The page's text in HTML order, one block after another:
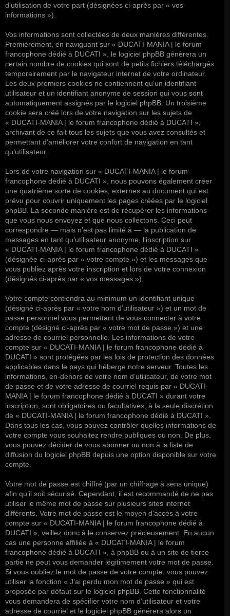
d’utilisation de votre part (désignées ci-après par « vos
informations »).
Vos informations sont collectées de deux manières différentes.
Premièrement, en naviguant sur « DUCATI-MANIA | le forum
francophone dédié à DUCATI », le logiciel phpBB génèrera un
certain nombre de cookies qui sont de petits fichiers téléchargés
temporairement par le navigateur internet de votre ordinateur.
Les deux premiers cookies ne contiennent qu’un identifiant
utilisateur et un identifiant anonyme de session qui vous sont
automatiquement assignés par le logiciel phpBB. Un troisième
cookie sera créé lors de votre navigation sur les sujets de
« DUCATI-MANIA | le forum francophone dédié à DUCATI »,
archivant de ce fait tous les sujets que vous avez consultés et
permettant d’améliorer votre confort de navigation en tant
qu’utilisateur.
Lors de votre navigation sur « DUCATI-MANIA | le forum
francophone dédié à DUCATI », nous pouvons également créer
une quatrième sorte de cookies, externes au document qui est
prévu pour couvrir uniquement les pages créées par le logiciel
phpBB. La seconde manière est de récupérer les informations
que vous nous envoyez et que nous collectons. Ceci peut
correspondre — mais n’est pas limité à — la publication de
messages en tant qu’utilisateur anonyme, l’inscription sur
« DUCATI-MANIA | le forum francophone dédié à DUCATI »
(désignée ci-après par « votre compte ») et les messages que
vous publiez après votre inscription et lors de votre connexion
(désignés ci-après par « vos messages »).
Votre compte contiendra au minimum un identifiant unique
(désigné ci-après par « votre nom d’utilisateur ») et un mot de
passe personnel vous permettant de vous connecter à votre
compte (désigné ci-après par « votre mot de passe ») et une
adresse de courriel personnelle. Les informations de votre
compte sur « DUCATI-MANIA | le forum francophone dédié à
DUCATI » sont protégées par les lois de protection des données
applicables dans le pays qui héberge notre serveur. Toutes les
informations, en-dehors de votre nom d’utilisateur, de votre mot
de passe et de votre adresse de courriel requis par « DUCATI-
MANIA | le forum francophone dédié à DUCATI » durant votre
inscription, sont obligatoires ou facultatives, à la seule discrétion
de « DUCATI-MANIA | le forum francophone dédié à DUCATI ».
Dans tous les cas, vous pouvez contrôler quelles informations de
votre compte vous souhaitez rendre publiques ou non. De plus,
vous pouvez décider de vous abonner ou non à la liste de
diffusion du logiciel phpBB depuis une option disponible sur votre
compte.
Votre mot de passe est chiffré (par un chiffrage à sens unique)
afin qu’il soit sécurisé. Cependant, il est recommandé de ne pas
utiliser le même mot de passe sur plusieurs sites internet
différents. Votre mot de passe est le moyen d’accès à votre
compte sur « DUCATI-MANIA | le forum francophone dédié à
DUCATI », veillez donc à le conservez précieusement. En aucun
cas une personne affiliée à « DUCATI-MANIA | le forum
francophone dédié à DUCATI », à phpBB ou à un site de tierce
partie ne peut vous demander légitimement votre mot de passe.
Si vous oubliez le mot de passe de votre compte, vous pouvez
utiliser la fonction « J’ai perdu mon mot de passe » qui est
proposée par défaut sur le logiciel phpBB. Cette fonctionnalité
vous demandera de spécifier votre nom d’utilisateur et votre
adresse de courriel et le logiciel phpBB générera alors un